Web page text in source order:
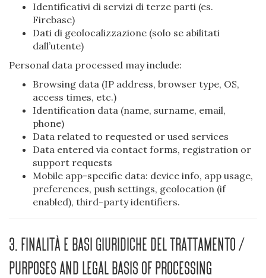
Identificativi di servizi di terze parti (es.
Firebase)
Dati di geolocalizzazione (solo se abilitati
dall’utente)
Personal data processed may include:
Browsing data (IP address, browser type, OS,
access times, etc.)
Identification data (name, surname, email,
phone)
Data related to requested or used services
Data entered via contact forms, registration or
support requests
Mobile app-specific data: device info, app usage,
preferences, push settings, geolocation (if
enabled), third-party identifiers.
3. Finalità e basi giuridiche del trattamento /
Purposes and Legal Basis of Processing